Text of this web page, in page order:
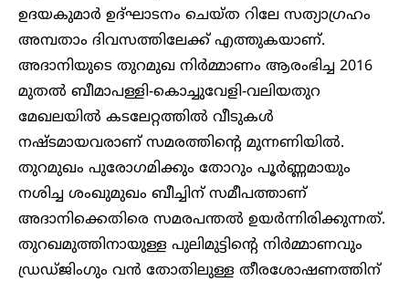
ഉദയകുമാർ ഉദ്ഘാടനം ചെയ്ത റിലേ സത്യാഗ്രഹം
അമ്പതാം ദിവസത്തിലേക്ക് എത്തുകയാണ്.
അദാനിയുടെ തുറമുഖ നിർമ്മാണം ആരംഭിച്ച 2016
മുതൽ ബീമാപള്ളി-കൊച്ചുവേളി-വലിയതുറ
മേഖലയിൽ കടലേറ്റത്തിൽ വീടുകൾ
നഷ്ടമായവരാണ് സമരത്തിന്റെ മുന്നണിയിൽ.
തുറമുഖം പുരോ​ഗമിക്കും തോറും പൂർണ്ണമായും
നശിച്ച ശംഖുമുഖം ബീച്ചിന് സമീപത്താണ്
അദാനിക്കെതിരെ സമരപന്തൽ ഉയർന്നിരിക്കുന്നത്.
തുറഖമുത്തിനായുള്ള പുലിമുട്ടിന്റെ നിർമ്മാണവും
ഡ്രഡ്ജിം​ഗും വൻ തോതിലുള്ള തീരശോഷണത്തിന്